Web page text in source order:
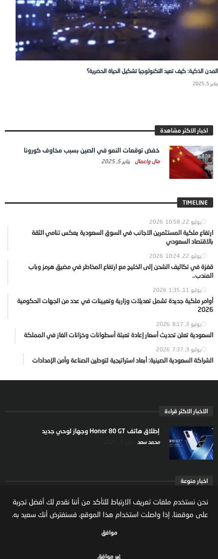
المدن الذكية: كيف تعيد التكنولوجيا تشكيل الحياة الحضرية؟
يناير 5, 2025
اخبار الاكثر مشاهدة
خفض توقعات النمو في الصين بسبب مخاوف كورونا
مال واعمال يناير 5, 2025
TIMELINE
يوليو 22, 2026 10:58
ارتفاع ملكية المستثمرين الاجانب في السوق السعودية يعكس تنامي الثقة
بالاقتصاد السعودي
يوليو 22, 2026 10:24
قفزة في تكاليف الشحن إلى الخليج مع ارتفاع المخاطر في مضيق هرمز وباب
المندب..
يوليو 11, 2026 1:35
أوامر ملكية جديدة تشمل تعديلات وزارية وتعيينات في عدد من الجهات الحكومية
2026
يوليو 3, 2026 8:17
السعودية تعلن تحديث أسعار إعادة تعبئة أسطوانات وخزانات الغاز في المملكة
يوليو 3, 2026 7:37
الشراكة السعودية الصينية: أبعاد استراتيجية لتوطين الصناعة وأمن الإمدادات
الاخبار الاكثر قراءة
إطلاق هاتف Honor 80 GT وجهاز لوحي جديد
محمد سعد
اخبار منوعة
ارتفاع ملكية المستثمرين الاجانب في السوق السعودية
يعكس تنامي الثقة بالاقتصاد السعودي
مال واعمال
نحن نستخدم ملفات تعريف الارتباط للتأكد من أننا نقدم لك أفضل تجربة
على موقعنا. إذا واصلت استخدام هذا الموقع، فسنفترض أنك سعيد به.
موافق
غير موافق